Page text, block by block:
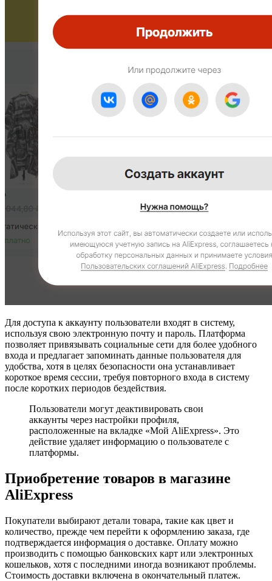
Для доступа к аккаунту пользователи входят в систему,
используя свою электронную почту и пароль. Платформа
позволяет привязывать социальные сети для более удобного
входа и предлагает запоминать данные пользователя для
удобства, хотя в целях безопасности она устанавливает
короткое время сессии, требуя повторного входа в систему
после коротких периодов бездействия.
Пользователи могут деактивировать свои
аккаунты через настройки профиля,
расположенные на вкладке «Мой AliExpress». Это
действие удаляет информацию о пользователе с
платформы.
Приобретение товаров в магазине
AliExpress
Покупатели выбирают детали товара, такие как цвет и
количество, прежде чем перейти к оформлению заказа, где
подтверждается информация о доставке. Оплату можно
производить с помощью банковских карт или электронных
кошельков, хотя с последними иногда возникают проблемы.
Стоимость доставки включена в окончательный платеж.